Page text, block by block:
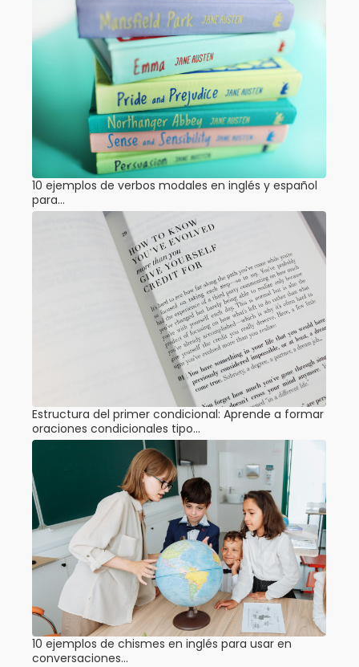
10 ejemplos de verbos modales en inglés y español
para…
Estructura del primer condicional: Aprende a formar
oraciones condicionales tipo…
10 ejemplos de chismes en inglés para usar en
conversaciones…